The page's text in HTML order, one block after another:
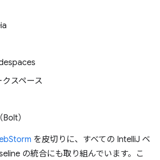
スペース
）
を皮切りに、すべての IntelliJ ベ
の統合にも取り組んでいます。こ